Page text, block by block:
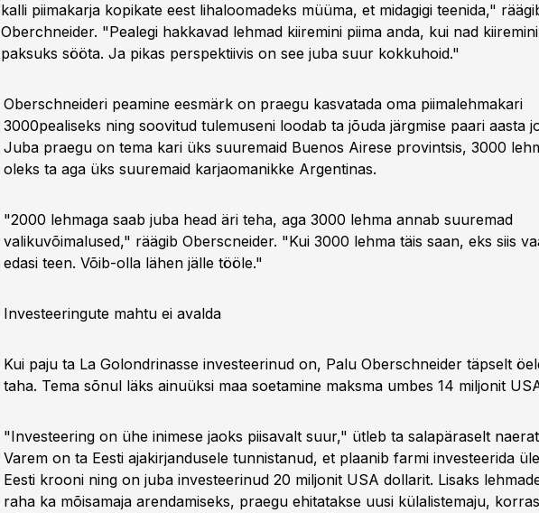
kalli piimakarja kopikate eest lihaloomadeks müüma, et midagigi teenida,"
Oberchneider. "Pealegi hakkavad lehmad kiiremini piima anda, kui nad kiiremini
paksuks sööta. Ja pikas perspektiivis on see juba suur kokkuhoid."
Oberschneideri peamine eesmärk on praegu kasvatada oma piimalehmakari
3000pealiseks ning soovitud tulemuseni loodab ta jõuda järgmise paari aasta
Juba praegu on tema kari üks suuremaid Buenos Airese provintsis, 3000
oleks ta aga üks suuremaid karjaomanikke Argentinas.
"2000 lehmaga saab juba head äri teha, aga 3000 lehma annab suuremad
valikuvõimalused," räägib Oberscneider. "Kui 3000 lehma täis saan, eks siis
edasi teen. Võib-olla lähen jälle tööle."
Investeeringute mahtu ei avalda
Kui paju ta La Golondrinasse investeerinud on, Palu Oberschneider täpselt
taha. Tema sõnul läks ainuüksi maa soetamine maksma umbes 14 miljonit
"Investeering on ühe inimese jaoks piisavalt suur," ütleb ta salapäraselt
Varem on ta Eesti ajakirjandusele tunnistanud, et plaanib farmi investeerida
Eesti krooni ning on juba investeerinud 20 miljonit USA dollarit. Lisaks
raha ka mõisamaja arendamiseks, praegu ehitatakse uusi külalistemaju,